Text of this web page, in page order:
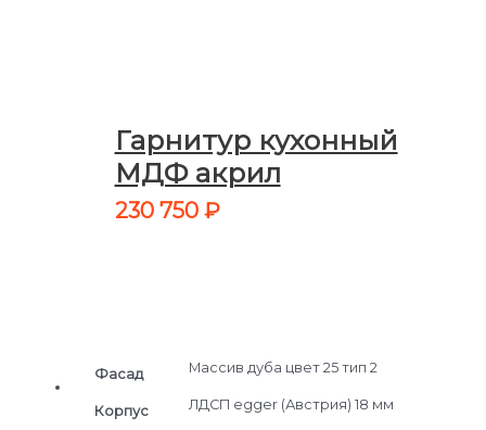
Гарнитур кухонный
МДФ акрил
230 750 ₽
Фасад Массив дуба цвет 25 тип 2
Корпус ЛДСП egger (Австрия) 18 мм